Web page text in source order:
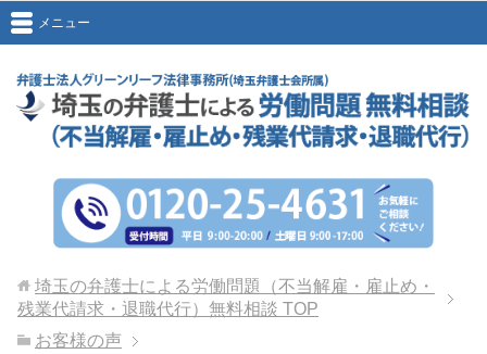
メニュー
埼玉の弁護士による労働問題（不当解雇・雇止め・
残業代請求・退職代行）無料相談 TOP
お客様の声